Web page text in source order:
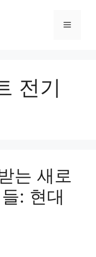
Menu
전기
는 새로
: 현대